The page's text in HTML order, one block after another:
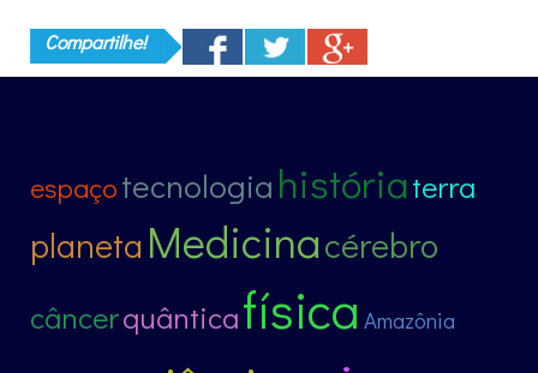
Compartilhe!
espaçotecnologia históriaterra
planeta Medicinacérebro
câncerquânticafísica Amazônia